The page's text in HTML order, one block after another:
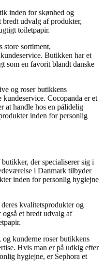
inden for skønhed og
udvalg af produkter,
toiletpapir.
store sortiment,
Butikken har et
som en favorit blandt danske
og roser butikkens
Cocopanda er et
at handle hos en pålidelig
inden for personlig
der specialiserer sig i
i Danmark tilbyder
inden for personlig hygiejne
kvalitetsprodukter og
et bredt udvalg af
kunderne roser butikkens
Hvis man er på udkig efter
hygiejne, er Sephora et